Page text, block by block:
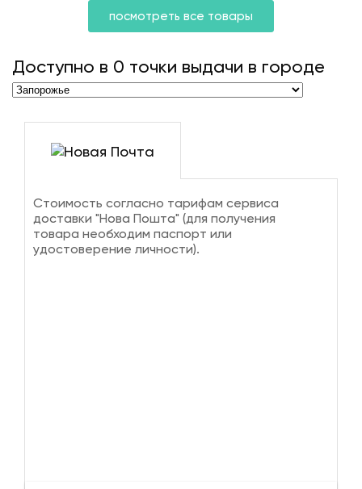
посмотреть все товары
Доступно в 0 точки выдачи в городе
Стоимость согласно тарифам сервиса
доставки "Нова Пошта" (для получения
товара необходим паспорт или
удостоверение личности).